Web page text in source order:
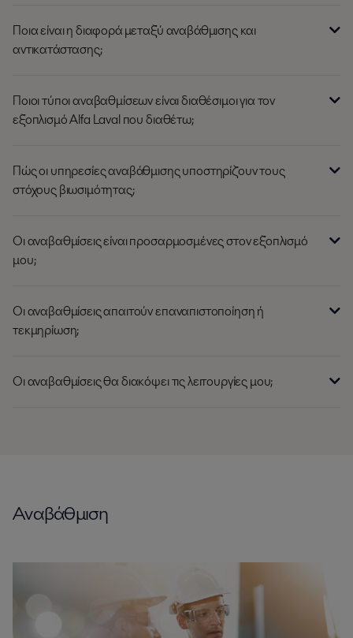
Ποια είναι η διαφορά μεταξύ αναβάθμισης και
αντικατάστασης;
Ποιοι τύποι αναβαθμίσεων είναι διαθέσιμοι για τον
εξοπλισμό Alfa Laval που διαθέτω;
Πώς οι υπηρεσίες αναβάθμισης υποστηρίζουν τους
στόχους βιωσιμότητας;
Οι αναβαθμίσεις είναι προσαρμοσμένες στον εξοπλισμό
μου;
Οι αναβαθμίσεις απαιτούν επαναπιστοποίηση ή
τεκμηρίωση;
Οι αναβαθμίσεις θα διακόψει τις λειτουργίες μου;
Αναβάθμιση